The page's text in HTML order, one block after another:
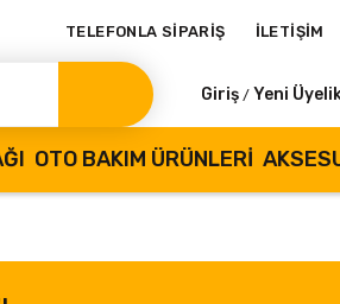
TELEFONLA SİPARİŞ İLETİŞİM
Giriş / Yeni
OTO BAKIM ÜRÜNLERI